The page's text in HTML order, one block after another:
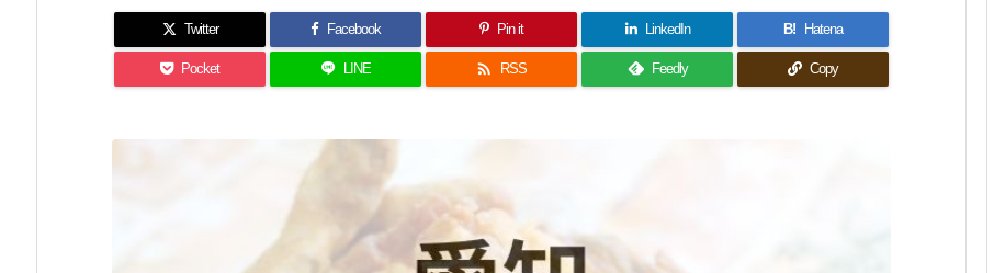
Twitter Facebook Pin it LinkedIn B! Hatena
Pocket LINE  RSS Feedly Copy